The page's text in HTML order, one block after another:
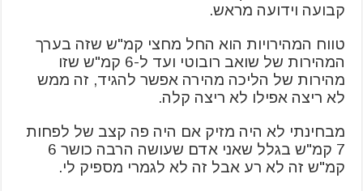
קבועה וידועה מראש.
טווח המהירויות הוא החל מחצי קמ"ש שזה בערך
המהירות של שואב רובוטי ועד ל-6 קמ"ש שזו
מהירות של הליכה מהירה אפשר להגיד, זה ממש
לא ריצה אפילו לא ריצה קלה.
מבחינתי לא היה מזיק אם היה פה קצב של לפחות
7 קמ"ש בגלל שאני אדם שעושה הרבה כושר 6
קמ"ש זה לא רע אבל זה לא לגמרי מספיק לי.